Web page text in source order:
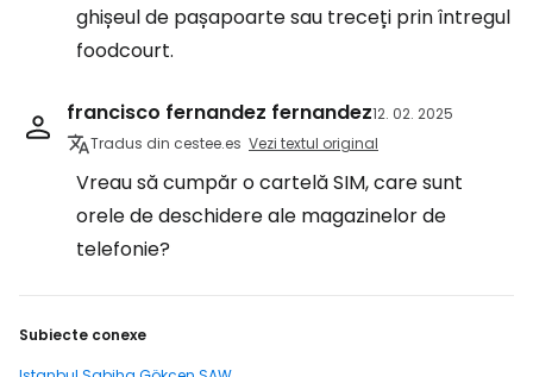
ghișeul de pașapoarte sau treceți prin întregul
foodcourt.
francisco fernandez fernandez12. 02. 2025
Tradus din cestee.es Vezi textul original
Vreau să cumpăr o cartelă SIM, care sunt
orele de deschidere ale magazinelor de
telefonie?
Subiecte conexe